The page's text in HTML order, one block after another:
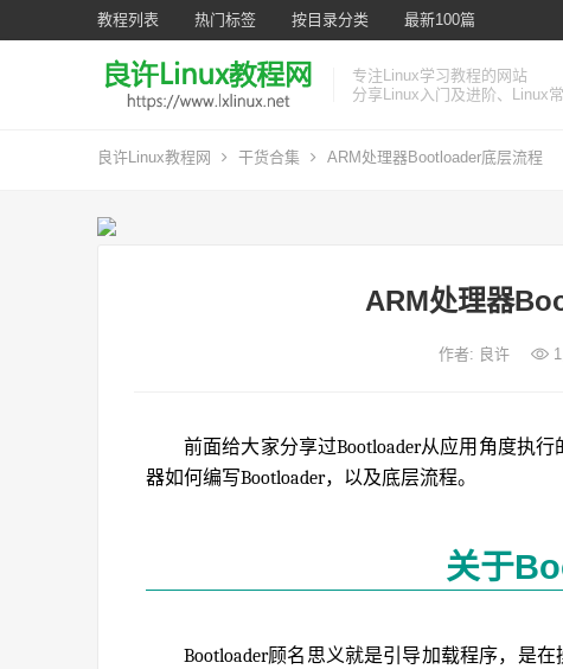
教程列表 热门标签 按目录分类 最新100篇
专注Linux学习教程的网站
分享Linux入门及进阶、Linux
良许Linux教程网 干货合集 ARM处理器Bootloader底层流程
ARM处理器
作者: 良许
前面给大家分享过Bootloader从应用角度执
器如何编写Bootloader，以及底层流程。
关于
Bootloader顾名思义就是引导加载程序，是